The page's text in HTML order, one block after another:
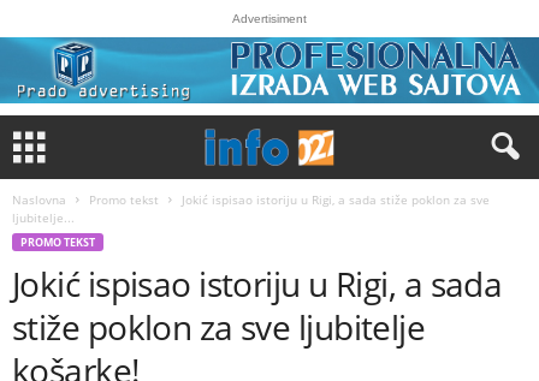
Advertisiment
Naslovna Promo tekst
Jokić ispisao istoriju u Rigi, a sada stiže poklon za sve
ljubitelje...
PROMO TEKST
Jokić ispisao istoriju u Rigi, a sada
stiže poklon za sve ljubitelje
košarke!